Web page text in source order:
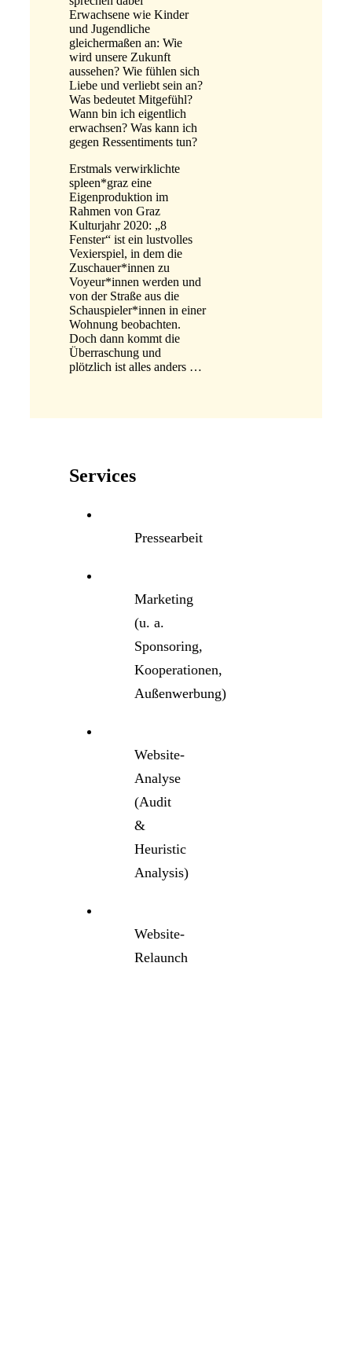
Erwachsene wie Kinder
und Jugendliche
gleichermaßen an: Wie
wird unsere Zukunft
aussehen? Wie fühlen sich
Liebe und verliebt sein an?
Was bedeutet Mitgefühl?
Wann bin ich eigentlich
erwachsen? Was kann ich
gegen Ressentiments tun?
Erstmals verwirklichte
spleen*graz eine
Eigenproduktion im
Rahmen von Graz
Kulturjahr 2020: „8
Fenster“ ist ein lustvolles
Vexierspiel, in dem die
Zuschauer*innen zu
Voyeur*innen werden und
von der Straße aus die
Schauspieler*innen in einer
Wohnung beobachten.
Doch dann kommt die
Überraschung und
plötzlich ist alles anders …
Services
Pressearbeit
Marketing
(u. a.
Sponsoring,
Kooperationen,
Außenwerbung)
Website-
Analyse
(Audit
&
Heuristic
Analysis)
Website-
Relaunch